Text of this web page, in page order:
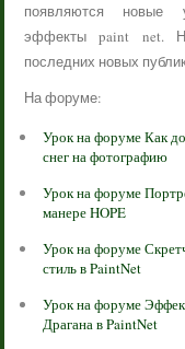
появляются новые
эффекты paint net.
последних новых
На форуме:
Урок на форуме Как
снег на фотографию
Урок на форуме
манере HOPE
Урок на форуме
стиль в PaintNet
Урок на форуме
Драгана в PaintNet